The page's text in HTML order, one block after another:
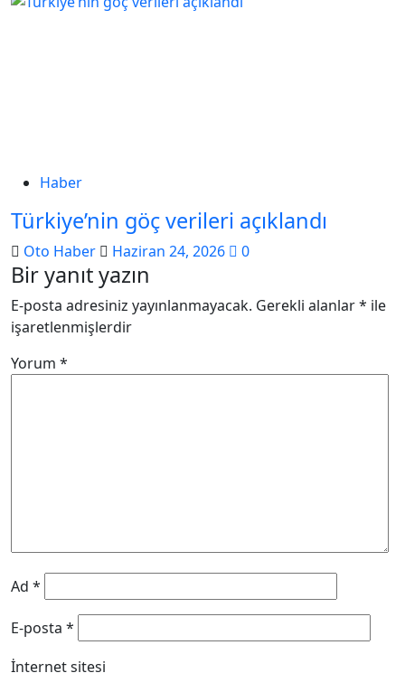
Haber
Türkiye’nin göç verileri açıklandı
Oto Haber Haziran 24, 2026 0
Bir yanıt yazın
E-posta adresiniz yayınlanmayacak. Gerekli alanlar* ile
işaretlenmişlerdir
Yorum *
Ad *
E-posta *
İnternet sitesi